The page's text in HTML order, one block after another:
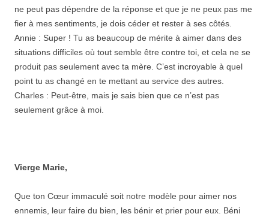
ne peut pas dépendre de la réponse et que je ne peux pas me
fier à mes sentiments, je dois céder et rester à ses côtés.
Annie : Super ! Tu as beaucoup de mérite à aimer dans des
situations difficiles où tout semble être contre toi, et cela ne se
produit pas seulement avec ta mère. C’est incroyable à quel
point tu as changé en te mettant au service des autres.
Charles : Peut-être, mais je sais bien que ce n’est pas
seulement grâce à moi.
Vierge Marie,
Que ton Cœur immaculé soit notre modèle pour aimer nos
ennemis, leur faire du bien, les bénir et prier pour eux. Béni